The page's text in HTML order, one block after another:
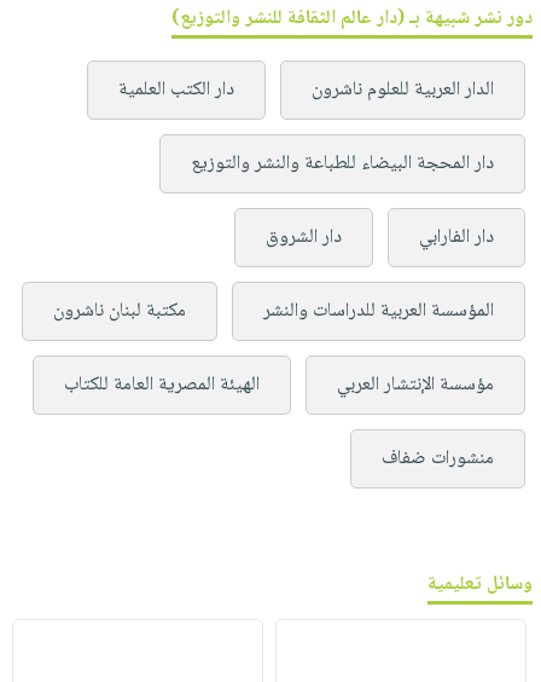
دور نشر شبيهة بـ (دار عالم الثقافة للنشر والتوزيع)
الدار العربية للعلوم ناشرون دار الكتب العلمية
دار المحجة البيضاء للطباعة والنشر والتوزيع
دار الفارابي دار الشروق
المؤسسة العربية للدراسات والنشر مكتبة لبنان ناشرون
مؤسسة الإنتشار العربي الهيئة المصرية العامة للكتاب
منشورات ضفاف
وسائل تعليمية